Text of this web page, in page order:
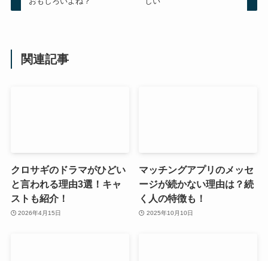
関連記事
クロサギのドラマがひどい
と言われる理由3選！キャ
ストも紹介！
2026年4月15日
マッチングアプリのメッセ
ージが続かない理由は？続
く人の特徴も！
2025年10月10日